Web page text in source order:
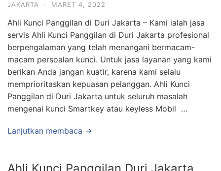
JAKARTA
· MARET 4, 2022
Ahli Kunci Panggilan di Duri Jakarta – Kami ialah jasa
servis Ahli Kunci Panggilan di Duri Jakarta profesional
berpengalaman yang telah menangani bermacam-
macam persoalan kunci. Untuk jasa layanan yang kami
berikan Anda jangan kuatir, karena kami selalu
memprioritaskan kepuasan pelanggan. Ahli Kunci
Panggilan di Duri Jakarta untuk seluruh masalah
mengenai kunci Smartkey atau keyless Mobil …
Lanjutkan membaca →